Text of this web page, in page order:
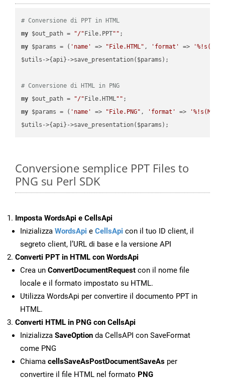
# Conversione di PPT in HTML
my $out_path = "/" File.PPT""
my $params = ( 'name' => "File.HTML" , 'format' =>
$utils->{api}->save_presentation($params);
# Conversione di HTML in PNG
my $out_path = "/" File.HTML""
my $params = ( 'name' => "File.PNG" , 'format' =>
Conversione semplice PPT Files to
PNG su Perl SDK
Imposta WordsApi e CellsApi
Inizializza WordsApi e CellsApi con il tuo ID client, il
segreto client, l’URL di base e la versione API
Converti PPT in HTML con WordsApi
Crea un ConvertDocumentRequest con il nome file
locale e il formato impostato su HTML.
Utilizza WordsApi per convertire il documento PPT in
HTML.
Converti HTML in PNG con CellsApi
Inizializza SaveOption da CellsAPI con SaveFormat
come PNG
Chiama cellsSaveAsPostDocumentSaveAs per
convertire il file HTML nel formato PNG